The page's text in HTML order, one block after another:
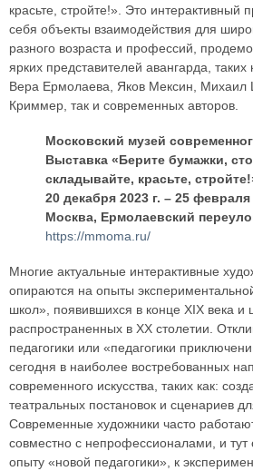
красьте, стройте!». Это интерактивный
себя объекты взаимодействия для
разного возраста и профессий,
ярких представителей авангарда, таких
Вера Ермолаева, Яков Мексин, Михаил
Криммер, так и современных авторов.
Московский музей
Выставка «Берите бумажки,
складывайте, красьте,
20 декабря 2023 г. – 25 февраля
Москва, Ермолаевский
https://mmoma.ru/
Многие актуальные интерактивные
опираются на опыты
школ», появившихся в конце XIX века и
распространенных в XX столетии.
педагогики или «педагогики
сегодня в наиболее востребованных
современного искусства, таких как:
театральных постановок и сценариев
Современные художники часто
совместно с непрофессионалами, и
опыту «новой педагогики», к